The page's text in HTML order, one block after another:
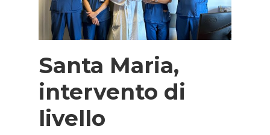
Santa Maria,
intervento di
livello